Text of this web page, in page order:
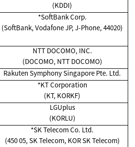
(KDDI)
*SoftBank Corp.
(SoftBank, Vodafone JP, J-Phone, 44020)
NTT DOCOMO, INC.
(DOCOMO, NTT DOCOMO)
Rakuten Symphony Singapore Pte. Ltd.
*KT Corporation
(KT, KORKF)
LGUplus
(KORLU)
*SK Telecom Co. Ltd.
(450 05, SK Telecom, KOR SK Telecom)